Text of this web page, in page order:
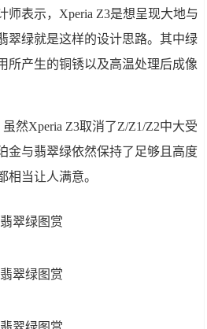
师表示，Xperia Z3是想呈现大地与
翠绿就是这样的设计思路。其中绿
所产生的铜锈以及高温处理后成像
然Xperia Z3取消了Z/Z1/Z2中大受
金与翡翠绿依然保持了足够且高度
相当让人满意。